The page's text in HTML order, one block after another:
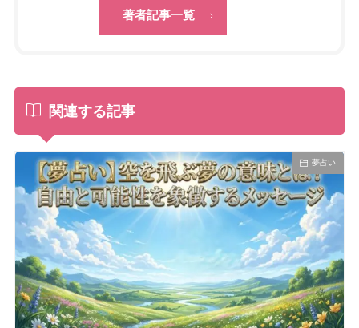
著者記事一覧
関連する記事
夢占い